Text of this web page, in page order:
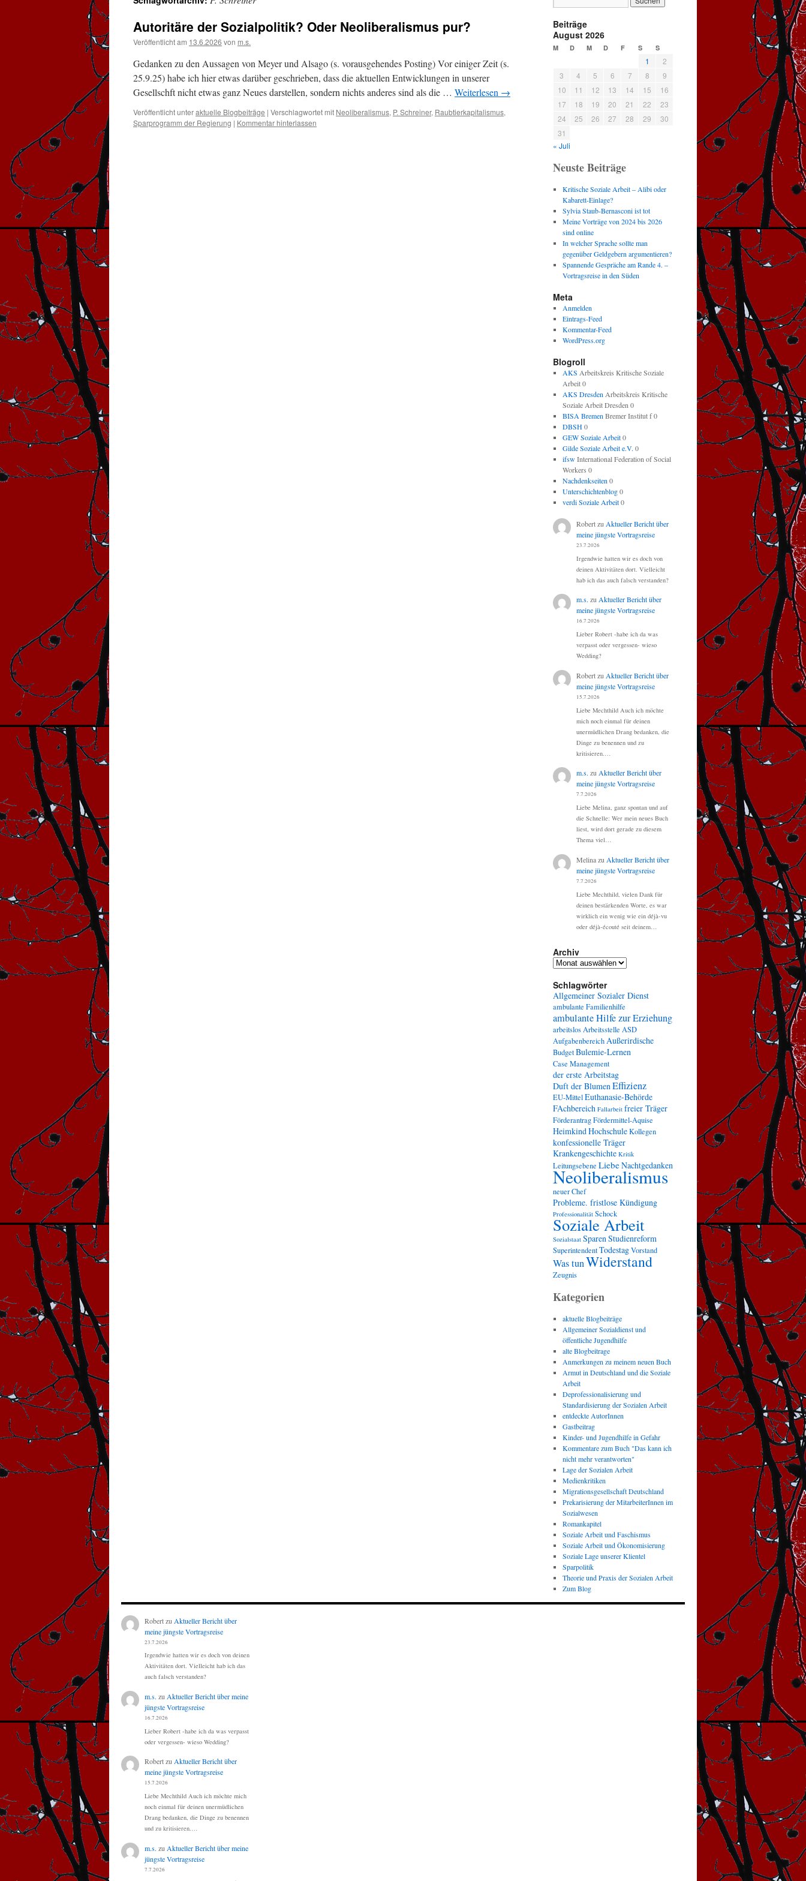
Autoritäre der Sozialpolitik? Oder Neoliberalismus pur?
Veröffentlicht am 13.6.2026 von m.s.
Gedanken zu den Aussagen von Meyer und Alsago (s. vorausgehendes Posting) Vor einiger Zeit (s.
25.9.25) habe ich hier etwas darüber geschrieben, dass die aktuellen Entwicklungen in unserer
Gesellschft nicht etwas ganz Neues darstellen, sondern nichts anderes sind als die … Weiterlesen →
Veröffentlicht unteraktuelle Blogbeiträge | Verschlagwortet mit Neoliberalismus, P. Schreiner, Raubtierkapitalismus,
Sparprogramm der Regierung | Kommentar hinterlassen
Beiträge
August 2026
M D M D F S S
1
2
3
4 5 6 7 8
9
10
11 12 13 14 15
16
17
18 19 20 21 22
23
24
25 26 27 28 29
30
31
« Juli
Neuste Beiträge
Kritische Soziale Arbeit – Alibi oder
Kabarett-Einlage?
Sylvia Staub-Bernasconi ist tot
Meine Vorträge von 2024 bis 2026
sind online
In welcher Sprache sollte man
gegenüber Geldgebern argumentieren?
Spannende Gespräche am Rande 4. –
Vortragsreise in den Süden
Meta
Anmelden
Eintrags-Feed
Kommentar-Feed
WordPress.org
Blogroll
AKS Arbeitskreis Kritische Soziale
Arbeit 0
AKS Dresden Arbeitskreis Kritische
Soziale Arbeit Dresden 0
BISA Bremen Bremer Institut f 0
DBSH0
GEW Soziale Arbeit0
Gilde Soziale Arbeit e.V. 0
ifswInternational Federation of Social
Workers 0
Nachdenkseiten 0
Unterschichtenblog0
verdi Soziale Arbeit0
Robertzu Aktueller Bericht über
meine jüngste Vortragsreise
23.7.2026
Irgendwie hatten wir es doch von
deinen Aktivitäten dort. Vielleicht
hab ich das auch falsch verstanden?
m.s. zuAktueller Bericht über
meine jüngste Vortragsreise
16.7.2026
Lieber Robert -habe ich da was
verpasst oder vergessen- wieso
Wedding?
Robertzu Aktueller Bericht über
meine jüngste Vortragsreise
15.7.2026
Liebe Mechthild Auch ich möchte
mich noch einmal für deinen
unermüdlichen Drang bedanken, die
Dinge zu benennen und zu
kritisieren.…
m.s. zuAktueller Bericht über
meine jüngste Vortragsreise
7.7.2026
Liebe Melina, ganz spontan und auf
die Schnelle: Wer mein neues Buch
liest, wird dort gerade zu diesem
Thema viel…
Melinazu Aktueller Bericht über
meine jüngste Vortragsreise
7.7.2026
Liebe Mechthild, vielen Dank für
deinen bestärkenden Worte, es war
wirklich ein wenig wie ein déjà-vu
oder déjà-écouté seit deinem…
Archiv
Archiv
Schlagwörter
Allgemeiner Sozialer Dienst
ambulante Familienhilfe
ambulante Hilfe zur Erziehung
arbeitslosArbeitsstelle ASD
Aufgabenbereich Außerirdische
BudgetBulemie-Lernen
Case Management
der erste Arbeitstag
Duft der Blumen Effizienz
EU-MittelEuthanasie-Behörde
FAchbereich Fallarbeit freier Träger
FörderantragFördermittel-Aquise
Heimkind HochschuleKollegen
konfessionelle Träger
Krankengeschichte Kritik
Leitungsebene LiebeNachtgedanken
Neoliberalismus
neuer Chef
Probleme. fristlose Kündigung
Professionalität Schock
Soziale Arbeit
Sozialstaat Sparen Studienreform
SuperintendentTodestagVorstand
Was tunWiderstand
Zeugnis
Kategorien
aktuelle Blogbeiträge
Allgemeiner Sozialdienst und
öffentliche Jugendhilfe
alte Blogbeitrage
Anmerkungen zu meinem neuen Buch
Armut in Deutschland und die Soziale
Arbeit
Deprofessionalisierung und
Standardisierung der Sozialen Arbeit
entdeckte AutorInnen
Gastbeitrag
Kinder- und Jugendhilfe in Gefahr
Kommentare zum Buch "Das kann ich
nicht mehr verantworten"
Lage der Sozialen Arbeit
Medienkritiken
Migrationsgesellschaft Deutschland
Prekarisierung der MitarbeiterInnen im
Sozialwesen
Romankapitel
Soziale Arbeit und Faschismus
Soziale Arbeit und Ökonomisierung
Soziale Lage unserer Klientel
Sparpolitik
Theorie und Praxis der Sozialen Arbeit
Zum Blog
Robertzu Aktueller Bericht über
meine jüngste Vortragsreise
23.7.2026
Irgendwie hatten wir es doch von deinen
Aktivitäten dort. Vielleicht hab ich das
auch falsch verstanden?
m.s. zu Aktueller Bericht über meine
jüngste Vortragsreise
16.7.2026
Lieber Robert -habe ich da was verpasst
oder vergessen- wieso Wedding?
RobertzuAktueller Bericht über
meine jüngste Vortragsreise
15.7.2026
Liebe Mechthild Auch ich möchte mich
noch einmal für deinen unermüdlichen
Drang bedanken, die Dinge zu benennen
und zu kritisieren.…
m.s. zu Aktueller Bericht über meine
jüngste Vortragsreise
7.7.2026